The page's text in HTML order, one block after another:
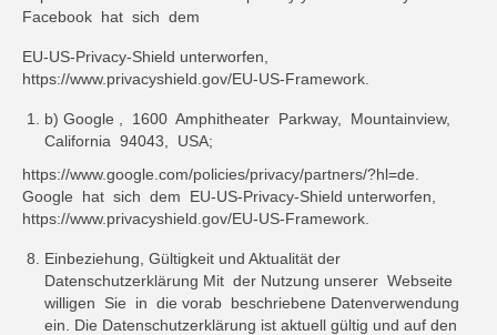
Facebook hat sich dem
EU-US-Privacy-Shield unterworfen,
https://www.privacyshield.gov/EU-US-Framework.
b) Google , 1600 Amphitheater Parkway, Mountainview,
California 94043, USA;
https://www.google.com/policies/privacy/partners/?hl=de.
Google hat sich dem EU-US-Privacy-Shield unterworfen,
https://www.privacyshield.gov/EU-US-Framework.
Einbeziehung, Gültigkeit und Aktualität der
Datenschutzerklärung Mit der Nutzung unserer Webseite
willigen Sie in die vorab beschriebene Datenverwendung
ein. Die Datenschutzerklärung ist aktuell gültig und auf den